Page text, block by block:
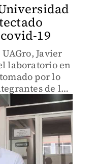
19
Javier
laboratorio en
por lo
de la